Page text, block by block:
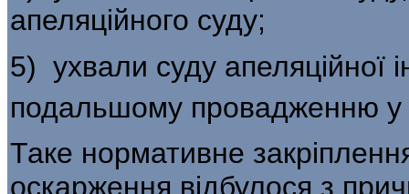
апеляційно­го суду;
5) ухвали суду апеляційної
подаль­шому провадженню у
Таке нормативне
оскарження відбулося з